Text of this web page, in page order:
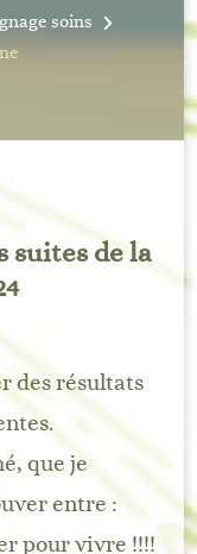
soins
suites de la
des résultats
que je
entre :
pour vivre !!!!